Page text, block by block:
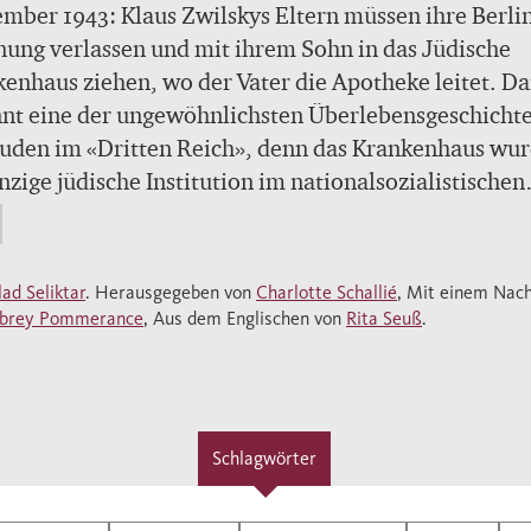
1943: Klaus Zwilskys Eltern müssen ihre
verlassen und mit ihrem Sohn in das Jüdische
ziehen, wo der Vater die Apotheke leitet.
eine der ungewöhnlichsten
im «Dritten Reich», denn das Krankenhaus
jüdische Institution im nationalsozialistischen
nie geschlossen. Gilad Seliktar hat Klaus
daran in einer meisterhaften Graphic Novel
die eindrucksvoll vor Augen führt, was
– und Weiterleben – bedeutet.
mussten sich die Kinder verstecken. Aber
Wussten die Nazis nicht, dass hier noch Juden
Seliktar. Herausgegeben von Charlotte Schallié, Mit einem
Pommerance, Aus dem Englischen von Rita Seuß.
Schlagwörter